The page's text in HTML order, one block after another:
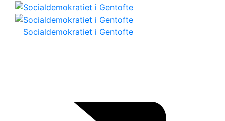
Socialdemokratiet i Gentofte